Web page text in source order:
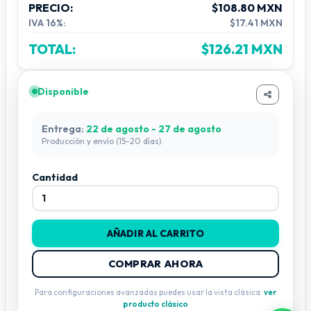
PRECIO: $108.80 MXN
IVA 16%: $17.41 MXN
TOTAL: $126.21 MXN
Disponible
Entrega: 22 de agosto - 27 de agosto
Producción y envío (15-20 días).
Cantidad
AÑADIR AL CARRITO
COMPRAR AHORA
Para configuraciones avanzadas puedes usar la vista clásica: ver
producto clásico